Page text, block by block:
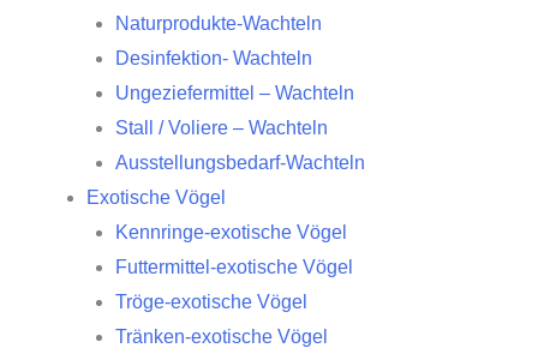
Naturprodukte-Wachteln
Desinfektion- Wachteln
Ungeziefermittel – Wachteln
Stall / Voliere – Wachteln
Ausstellungsbedarf-Wachteln
Exotische Vögel
Kennringe-exotische Vögel
Futtermittel-exotische Vögel
Tröge-exotische Vögel
Tränken-exotische Vögel